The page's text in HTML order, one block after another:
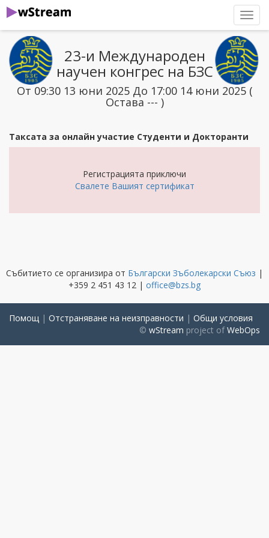
23-и Международен
научен конгрес на БЗС
От 09:30 13 юни 2025 До 17:00 14 юни 2025 (
Остава --- )
Таксата за онлайн участие Студенти и Докторанти
Регистрацията приключи
Свалете Вашият сертификат
Събитието се организира от Български Зъболекарски Съюз |
+359 2 451 43 12 | office@bzs.bg
Помощ | Отстраняване на неизправности | Общи условия
© wStream project ofWebOps